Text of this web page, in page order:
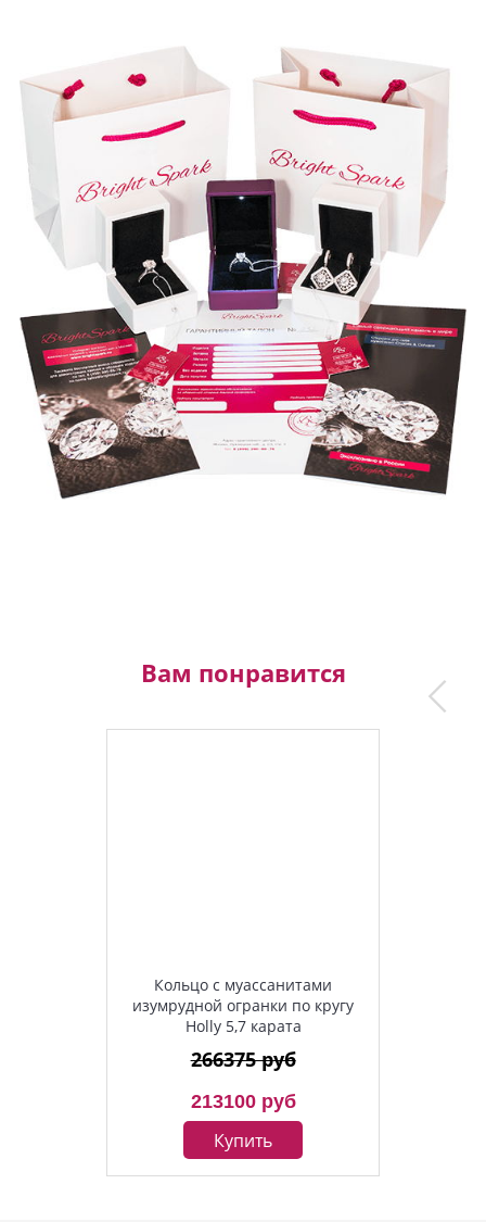
Вам понравится
Кольцо с муассанитами
изумрудной огранки по кругу
Holly 5,7 карата
266375 руб
213100 руб
Купить